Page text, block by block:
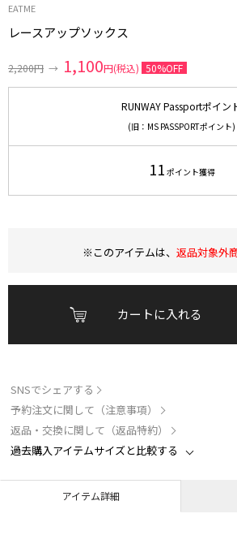
EATME
レースアップソックス
2,200円 → 1,100円(税込) 50%OFF
RUNWAY Passportポイン
(旧：MS PASSPORTポイント)
11 ポイント獲得
※このアイテムは、 返品対象外
カートに入れる
SNSでシェアする
予約注文に関して（注意事項）
返品・交換に関して（返品特約）
過去購入アイテムサイズと比較する
アイテム詳細